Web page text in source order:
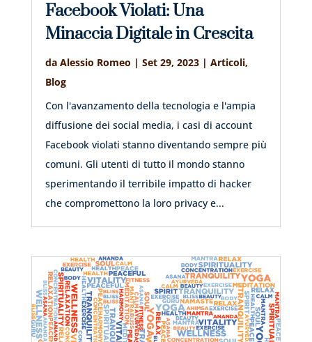
Facebook Violati: Una
Minaccia Digitale in Crescita
da Alessio Romeo | Set 29, 2023| Articoli,
Blog
Con l'avanzamento della tecnologia e l'ampia
diffusione dei social media, i casi di account
Facebook violati stanno diventando sempre più
comuni. Gli utenti di tutto il mondo stanno
sperimentando il terribile impatto di hacker
che compromettono la loro privacy e...